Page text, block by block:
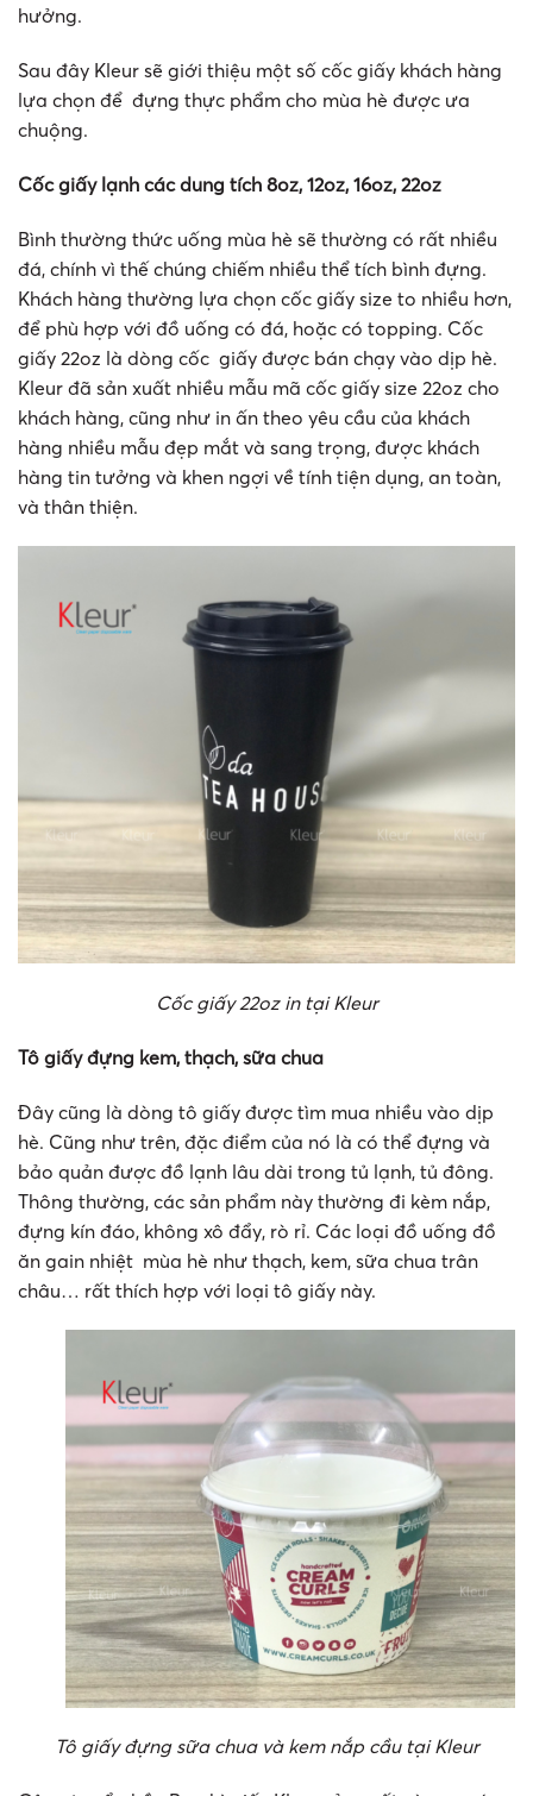
hưởng.
Sau đây Kleur sẽ giới thiệu một số cốc giấy khách hàng
lựa chọn để đựng thực phẩm cho mùa hè được ưa
chuộng.
Cốc giấy lạnh các dung tích 8oz, 12oz, 16oz, 22oz
Bình thường thức uống mùa hè sẽ thường có rất nhiều
đá, chính vì thế chúng chiếm nhiều thể tích bình đựng.
Khách hàng thường lựa chọn cốc giấy size to nhiều hơn,
để phù hợp với đồ uống có đá, hoặc có topping. Cốc
giấy 22oz là dòng cốc giấy được bán chạy vào dịp hè.
Kleur đã sản xuất nhiều mẫu mã cốc giấy size 22oz cho
khách hàng, cũng như in ấn theo yêu cầu của khách
hàng nhiều mẫu đẹp mắt và sang trọng, được khách
hàng tin tưởng và khen ngợi về tính tiện dụng, an toàn,
và thân thiện.
Cốc giấy 22oz in tại Kleur
Tô giấy đựng kem, thạch, sữa chua
Đây cũng là dòng tô giấy được tìm mua nhiều vào dịp
hè. Cũng như trên, đặc điểm của nó là có thể đựng và
bảo quản được đồ lạnh lâu dài trong tủ lạnh, tủ đông.
Thông thường, các sản phẩm này thường đi kèm nắp,
đựng kín đáo, không xô đẩy, rò rỉ. Các loại đồ uống đồ
ăn gain nhiệt mùa hè như thạch, kem, sữa chua trân
châu… rất thích hợp với loại tô giấy này.
Tô giấy đựng sữa chua và kem nắp cầu tại Kleur